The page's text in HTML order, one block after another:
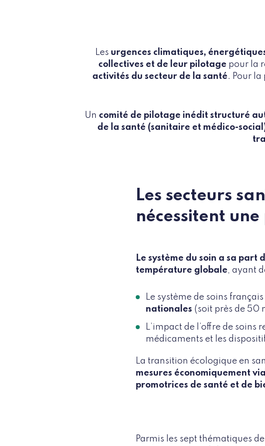
Les urgences climatiques,
collectives et de leur pilotage pour la
activités du secteur de la santé. Pour
Un comité de pilotage inédit structuré
de la santé (sanitaire et médico-
Les secteurs
nécessitent
Le système du soin a sa
température globale, ayant
Le système de soins
nationales (soit près de 50
L’impact de l’offre de soins
médicaments et les
La transition écologique en
mesures économiquement
promotrices de santé et de
Parmis les sept thématiques